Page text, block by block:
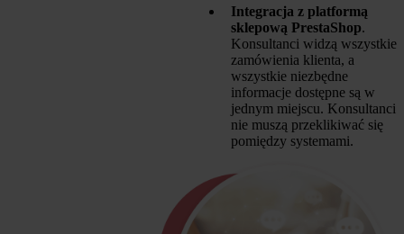
Integracja z platformą
sklepową PrestaShop.
Konsultanci widzą wszystkie
zamówienia klienta, a
wszystkie niezbędne
informacje dostępne są w
jednym miejscu. Konsultanci
nie muszą przeklikiwać się
pomiędzy systemami.